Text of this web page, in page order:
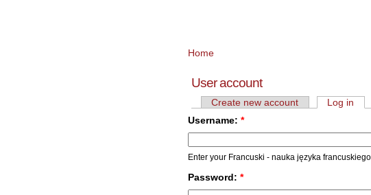
Home
User account
Create new account Log in
Username: *
Enter your Francuski - nauka języka
Password: *